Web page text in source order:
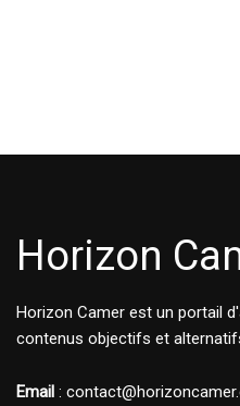
Horizon
Horizon Camer est un portail
contenus objectifs et
Email :